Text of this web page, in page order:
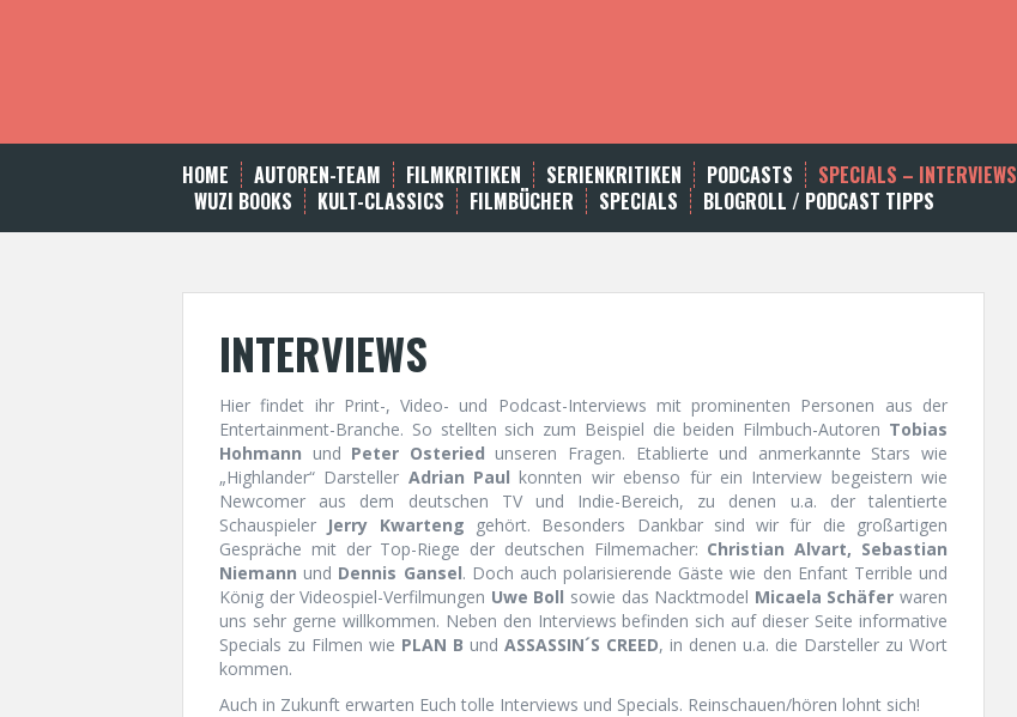
t
HOME AUTOREN-TEAM FILMKRITIKEN SERIENKRITIKEN PODCASTS SPECIALS – INTERVIEWS
WUZI BOOKS
KULT-CLASSICS FILMBÜCHER SPECIALS BLOGROLL / PODCAST TIPPS
INTERVIEWS
Hier findet ihr Print-, Video- und Podcast-Interviews mit prominenten Personen aus der
Entertainment-Branche. So stellten sich zum Beispiel die beiden Filmbuch-Autoren Tobias
Hohmann und Peter Osteried unseren Fragen. Etablierte und anmerkannte Stars wie
„Highlander“ Darsteller Adrian Paul konnten wir ebenso für ein Interview begeistern wie
Newcomer aus dem deutschen TV und Indie-Bereich, zu denen u.a. der talentierte
Schauspieler Jerry Kwarteng gehört. Besonders Dankbar sind wir für die großartigen
Gespräche mit der Top-Riege der deutschen Filmemacher: Christian Alvart, Sebastian
Niemann und Dennis Gansel. Doch auch polarisierende Gäste wie den Enfant Terrible und
König der Videospiel-Verfilmungen Uwe Boll sowie das Nacktmodel Micaela Schäfer waren
uns sehr gerne willkommen. Neben den Interviews befinden sich auf dieser Seite informative
Specials zu Filmen wie PLAN B und ASSASSIN´S CREED, in denen u.a. die Darsteller zu Wort
kommen.
Auch in Zukunft erwarten Euch tolle Interviews und Specials. Reinschauen/hören lohnt sich!